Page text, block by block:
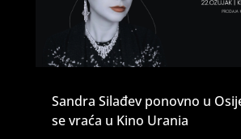
Sandra Silađev ponovno u
se vraća u Kino Urania